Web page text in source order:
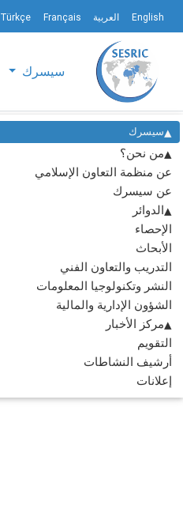
English العربية Français
Türkçe
سيسرك
سيسرك
من نحن؟
عن منظمة التعاون الإسلامي
عن سيسرك
الدوائر
الإحصاء
الأبحاث
التدريب والتعاون الفني
النشر وتكنولوجيا المعلومات
الشؤون الإدارية والمالية
مركز الأخبار
التقويم
أرشيف النشاطات
إعلانات